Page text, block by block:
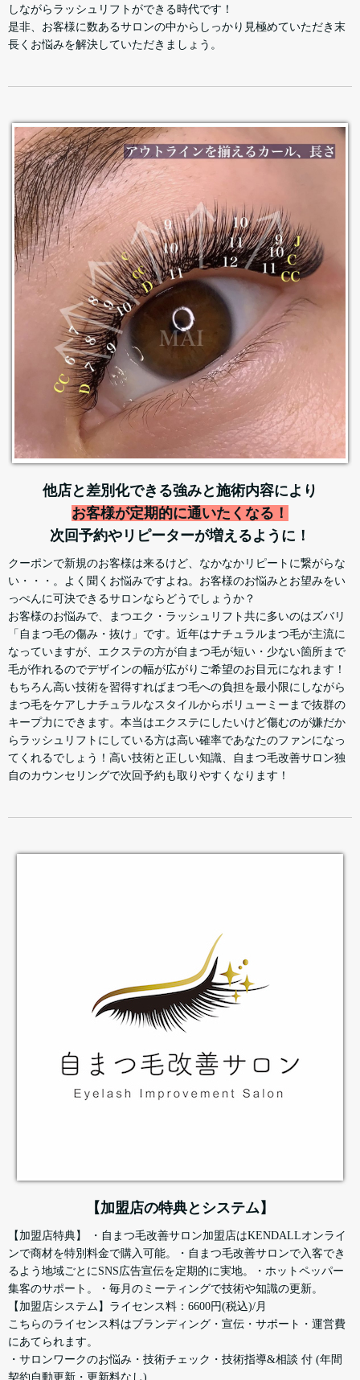
しながらラッシュリフトができる時代です！
是非、お客様に数あるサロンの中からしっかり見極めていただき末
長くお悩みを解決していただきましょう。
他店と差別化できる強みと施術内容により
お客様が定期的に通いたくなる！
次回予約やリピーターが増えるように！
クーポンで新規のお客様は来るけど、なかなかリピートに繋がらな
い・・・。よく聞くお悩みですよね。お客様のお悩みとお望みをい
っぺんに可決できるサロンならどうでしょうか？
お客様のお悩みで、まつエク・ラッシュリフト共に多いのはズバリ
「自まつ毛の傷み・抜け」です。近年はナチュラルまつ毛が主流に
なっていますが、エクステの方が自まつ毛が短い・少ない箇所まで
毛が作れるのでデザインの幅が広がりご希望のお目元になれます！
もちろん高い技術を習得すればまつ毛への負担を最小限にしながら
まつ毛をケアしナチュラルなスタイルからボリューミーまで抜群の
キープ力にできます。本当はエクステにしたいけど傷むのが嫌だか
らラッシュリフトにしている方は高い確率であなたのファンになっ
てくれるでしょう！高い技術と正しい知識、自まつ毛改善サロン独
自のカウンセリングで次回予約も取りやすくなります！
【加盟店の特典とシステム】
【加盟店特典】 ・自まつ毛改善サロン加盟店はKENDALLオンライ
ンで商材を特別料金で購入可能。・自まつ毛改善サロンで入客でき
るよう地域ごとにSNS広告宣伝を定期的に実地。・ホットペッパー
集客のサポート。・毎月のミーティングで技術や知識の更新。
【加盟店システム】ライセンス料：6600円(税込)/月
こちらのライセンス料はブランディング・宣伝・サポート・運営費
にあてられます。
・サロンワークのお悩み・技術チェック・技術指導&相談 付 (年間
契約自動更新・更新料なし)